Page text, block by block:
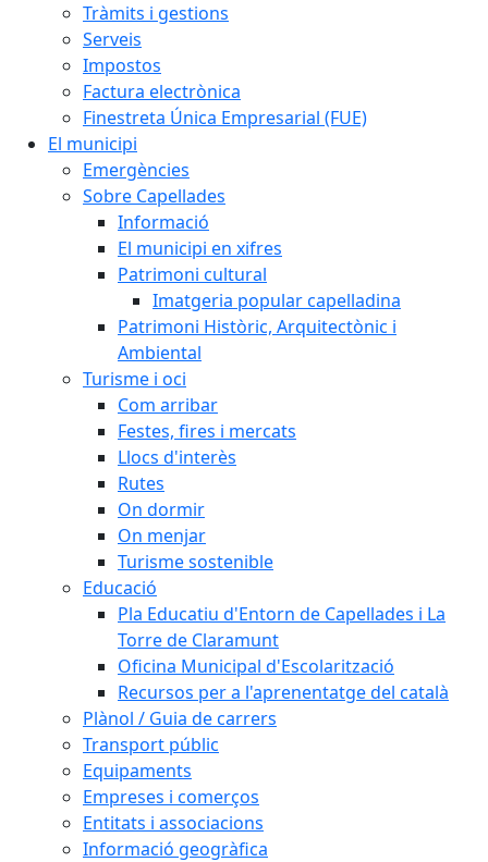
Tràmits i gestions
Serveis
Impostos
Factura electrònica
Finestreta Única Empresarial (FUE)
El municipi
Emergències
Sobre Capellades
Informació
El municipi en xifres
Patrimoni cultural
Imatgeria popular capelladina
Patrimoni Històric, Arquitectònic i
Ambiental
Turisme i oci
Com arribar
Festes, fires i mercats
Llocs d'interès
Rutes
On dormir
On menjar
Turisme sostenible
Educació
Pla Educatiu d'Entorn de Capellades i La
Torre de Claramunt
Oficina Municipal d'Escolarització
Recursos per a l'aprenentatge del català
Plànol / Guia de carrers
Transport públic
Equipaments
Empreses i comerços
Entitats i associacions
Informació geogràfica